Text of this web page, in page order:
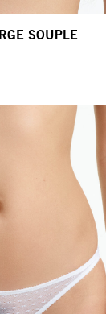
SOUPLE